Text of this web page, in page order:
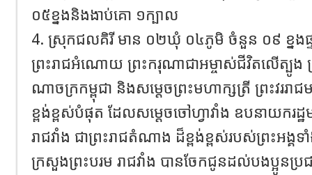
០៥ខ្នង​និងងាប់គោ ១ក្បាល
4. ស្រុកជលគិរី មាន ០២ឃុំ ០៤ភូមិ ចំនួន ០៩​ ខ្នងផ្
ព្រះរាជអំណោយ ព្រះករុណាជាអម្ចាស់ជីវិតលើត្បូង ព្
ណាចក្រកម្ពុជា​ និង​​សម្តេចព្រះមហាក្សត្រី ព្រះវររាជម
ខ្ពង់ខ្ពស់​បំផុត ដែលសម្តេចចៅហ្វាវាំង ឧបនាយករដ្ឋម
រាជវាំង ជាព្រះរាជតំណាង ដ៏ខ្ពង់ខ្ពស់របស់ព្រះអង្គទាំ
ក្រសួងព្រះបរម រាជវាំង បានចែកជូនដល់បងប្អូនប្រជ